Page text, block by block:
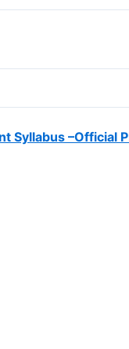
Syllabus –Official